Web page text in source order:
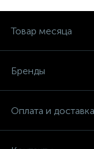
Товар месяца
Бренды
Оплата и доставка